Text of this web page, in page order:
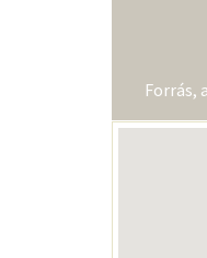
Forrás,